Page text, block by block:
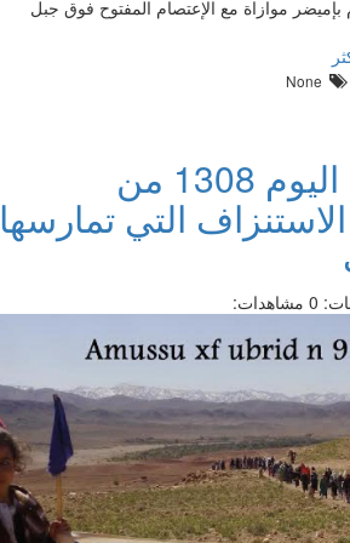
موازاة مع الإعتصام المفتوح فوق جبل
None
مسيرة الاصرار بإميضر في اليوم 1308 من
التي تمارسها
0 مشاهدات: